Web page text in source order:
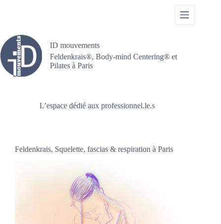
ID mouvements
Feldenkrais®, Body-mind Centering® et
Pilates à Paris
L’espace dédié aux professionnel.le.s
Feldenkrais, Squelette, fascias & respiration à Paris